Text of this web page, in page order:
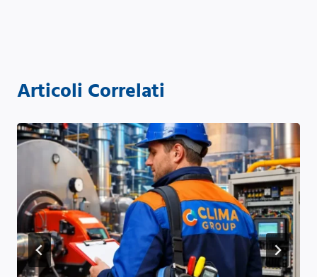
Articoli Correlati